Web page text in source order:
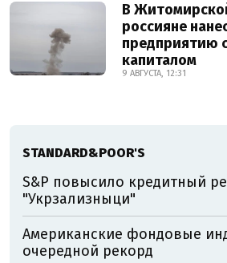
В
россияне
предприятию
капиталом
9 АВГУСТА, 12:31
STANDARD&POOR'S
S&P повысило кредитный
"Укрзализныци"
Американские фондовые
очередной рекорд